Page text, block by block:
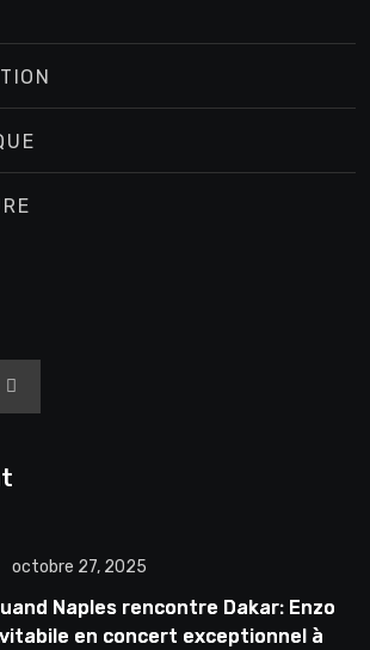
octobre 27, 2025
Naples rencontre Dakar: Enzo
en concert exceptionnel à